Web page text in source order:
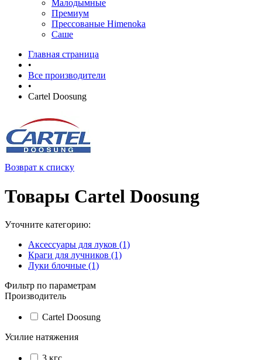
Малодымные
Премиум
Прессованые Himenoka
Саше
Главная страница
•
Все производители
•
Cartel Doosung
Возврат к списку
Товары Cartel Doosung
Уточните категорию:
Аксессуары для луков (1)
Краги для лучников (1)
Луки блочные (1)
Фильтр по параметрам
Производитель
Cartel Doosung
Усилие натяжения
3 кгс